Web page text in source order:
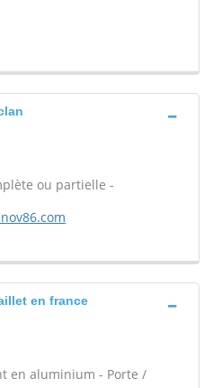
ou partielle -
en france
en aluminium - Porte /